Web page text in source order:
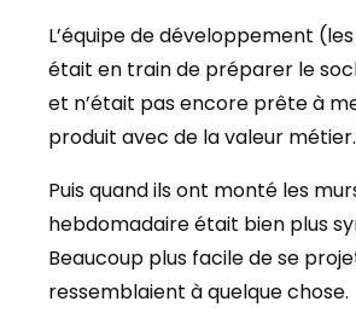
L’équipe de développement
était en train de préparer le
et n’était pas encore prête à
produit avec de la valeur métier.
Puis quand ils ont monté les
hebdomadaire était bien plus
Beaucoup plus facile de se
ressemblaient à quelque chose.